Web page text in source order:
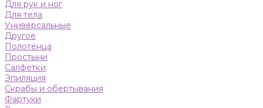
Для рук и ног
Для тела
Универсальные
Другое
Полотенца
Простыни
Салфетки
Эпиляция
Скрабы и обертывания
Фартуки